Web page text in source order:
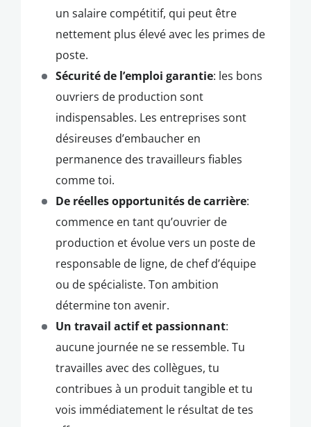
un salaire compétitif, qui peut être
nettement plus élevé avec les primes de
poste.
Sécurité de l’emploi garantie: les bons
ouvriers de production sont
indispensables. Les entreprises sont
désireuses d’embaucher en
permanence des travailleurs fiables
comme toi.
De réelles opportunités de carrière:
commence en tant qu’ouvrier de
production et évolue vers un poste de
responsable de ligne, de chef d’équipe
ou de spécialiste. Ton ambition
détermine ton avenir.
Un travail actif et passionnant:
aucune journée ne se ressemble. Tu
travailles avec des collègues, tu
contribues à un produit tangible et tu
vois immédiatement le résultat de tes